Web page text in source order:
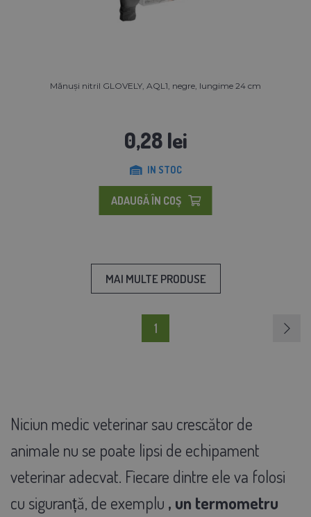
Mănuși nitril GLOVELY, AQL1, negre, lungime 24 cm
0,28 lei
IN STOC
ADAUGĂ ÎN COŞ
MAI MULTE PRODUSE
1
Niciun medic veterinar sau crescător de
animale nu se poate lipsi de echipament
veterinar adecvat. Fiecare dintre ele va folosi
cu siguranță, de exemplu , un termometru